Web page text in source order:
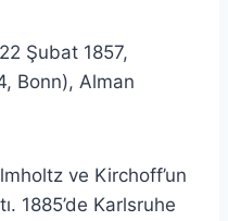
Şubat 1857,
Bonn), Alman
ve Kirchoff’un
1885’de Karlsruhe